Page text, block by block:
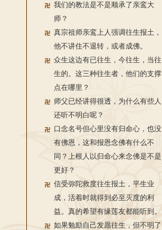
我们的教法是不是顺承了亲鸾大
师？
真宗祖师亲鸾上人强调往生报土，
他不讲住不退转，或者成佛。
众生这边有已往生，今往生，当往
生的。这三种往生者，他们的支撑
点在哪里？
师父已经讲得很透，为什么有些人
还听不明白呢？
口念名号但心里没有归命心，也没
有佛恩，这和报恩念佛有什么不
同？上根人以归命心来念佛是不是
更好？
信受弥陀救度往生报土，平生业
成，活着时就得到必至灭度的利
益。真的希望有缘莲友都能听到。
如果勉励自己发愿往生，但不明了